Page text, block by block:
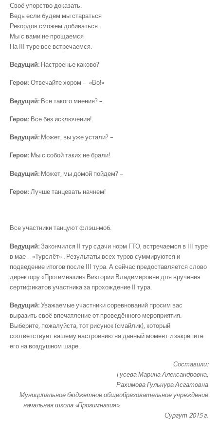
Своё упорство доказать.
Ведь если будем мы стараться
Рекордов сможем добиваться.
Мы с вами не прощаемся
На III туре все встречаемся.
Ведущий: Настроенье каково?
Герои:Отвечайте хором – «Во!»
Ведущий: Все такого мнения? –
Герои: Все без исключения!
Ведущий: Может, вы уже устали? –
Герои: Мы с собой таких не брали!
Ведущий: Может, мы домой пойдем? –
Герои:Лучше танцевать начнем!
Все участники танцуют флэш-моб.
Ведущий:Закончился II тур сдачи норм ГТО, встречаемся в III туре
в мае – «Турслёт» . Результаты всех туров суммируются и
подведение итогов после III тура. А сейчас предоставляется слово
директору «Прогимназии» Виктории Владимировне для вручения
сертификатов участника за прохождение II тура.
Ведущий:Уважаемые участники соревнований просим вас
выразить своё впечатление от проведённого мероприятия.
Выберите, пожалуйста, тот рисунок (смайлик), который
соответствует вашему настроению на данный момент и закрепите
его на воздушном шаре.
Составили:
Гусева Марина Александровна,
Рахимова Гульнура Асгатовна
Муниципальное бюджетное общеобразовательное учреждение
начальная школа «Прогимназия»
Сургут 2015 г.